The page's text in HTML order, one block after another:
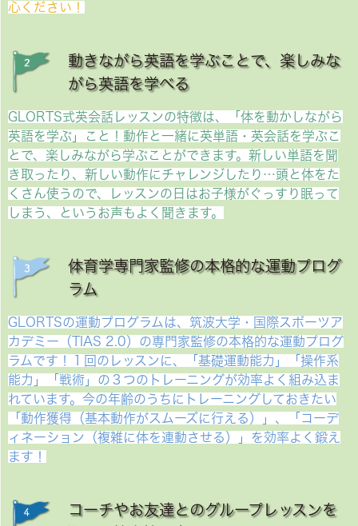
心ください！
動きながら英語を学ぶことで、楽しみな
がら英語を学べる
GLORTS式英会話レッスンの特徴は、「体を動かしながら
英語を学ぶ」こと！動作と一緒に英単語・英会話を学ぶこ
とで、楽しみながら学ぶことができます。新しい単語を聞
き取ったり、新しい動作にチャレンジしたり…頭と体をた
くさん使うので、レッスンの日はお子様がぐっすり眠って
しまう、というお声もよく聞きます。
体育学専門家監修の本格的な運動プログ
ラム
GLORTSの運動プログラムは、筑波大学・国際スポーツア
カデミー（TIAS 2.0）の専門家監修の本格的な運動プログ
ラムです！１回のレッスンに、「基礎運動能力」「操作系
能力」「戦術」の３つのトレーニングが効率よく組み込ま
れています。今の年齢のうちにトレーニングしておきたい
「動作獲得（基本動作がスムーズに行える）」、「コーデ
ィネーション（複雑に体を連動させる）」を効率よく鍛え
ます！
コーチやお友達とのグループレッスンを